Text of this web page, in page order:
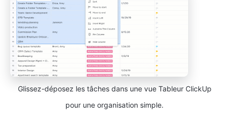
Glissez-déposez les tâches dans une vue Tableur ClickUp
pour une organisation simple.